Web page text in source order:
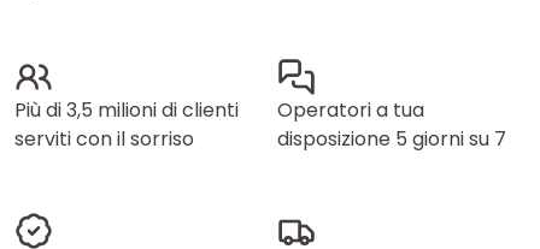
Più di 3,5 milioni di clienti
serviti con il sorriso
Operatori a tua
disposizione 5 giorni su 7